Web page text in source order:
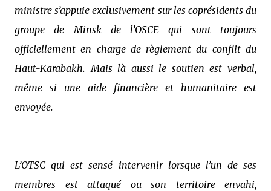
ministre s’appuie exclusivement sur les coprésidents du
groupe de Minsk de l’OSCE qui sont toujours
officiellement en charge de règlement du conflit du
Haut-Karabakh. Mais là aussi le soutien est verbal,
même si une aide financière et humanitaire est
envoyée.
L’OTSC qui est sensé intervenir lorsque l’un de ses
membres est attaqué ou son territoire envahi,